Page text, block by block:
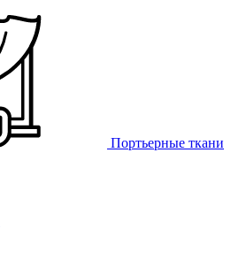
Портьерные ткани